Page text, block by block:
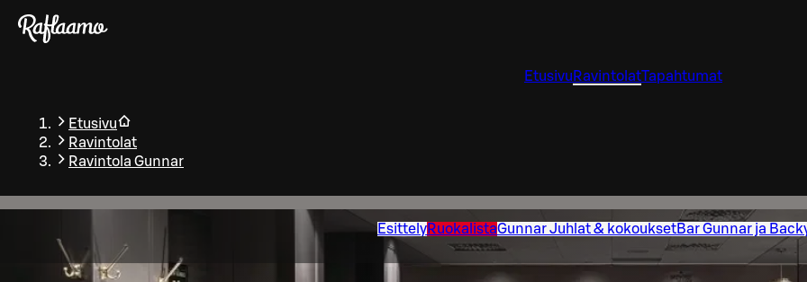
Siirry pääsisältöön
Etusivu RavintolatTapahtumat
Etusivu
Ravintolat
Ravintola Gunnar
EsittelyRuokalistaGunnar Juhlat & kokouksetBar Gunnar ja